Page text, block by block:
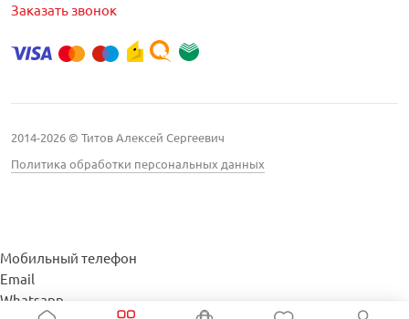
Заказать звонок
2014-2026 © Титов Алексей Сергеевич
Политика обработки персональных данных
Мобильный телефон
Email
Whatsapp